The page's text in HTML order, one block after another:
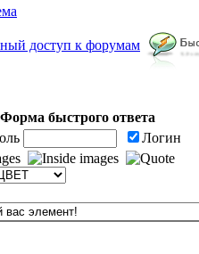
доступ к форумам
Форма быстрого ответа
Логин